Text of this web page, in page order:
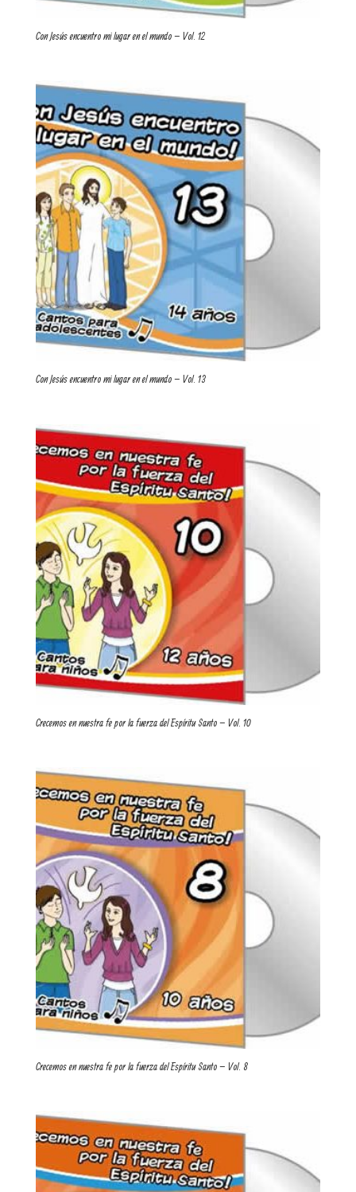
Con Jesús encuentro mi lugar en el mundo – Vol. 12
Con Jesús encuentro mi lugar en el mundo – Vol. 13
Crecemos en nuestra fe por la fuerza del Espíritu Santo – Vol. 10
Crecemos en nuestra fe por la fuerza del Espíritu Santo – Vol. 8